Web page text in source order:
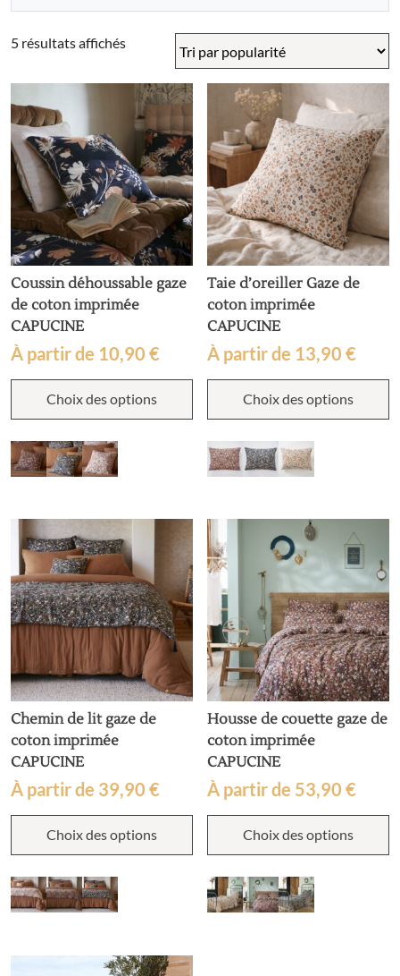
5 résultats affichésTrié
popularité
Coussin déhoussable gaze
de coton imprimée
CAPUCINE
À partir de 10,90 €
Choix des options
Ce
a
variations.
Les
être
choisies
sur
la
page
du
produit
Taie d’oreiller Gaze de
coton imprimée
CAPUCINE
À partir de 13,90€
Choix des options
a
la
Chemin de lit gaze de
coton imprimée
CAPUCINE
À partir de 39,90 €
Choix des options
Ce
a
plusieurs
variations.
Les
Housse de couette gaze de
coton imprimée
CAPUCINE
À partir de 53,90€
Choix des options
a